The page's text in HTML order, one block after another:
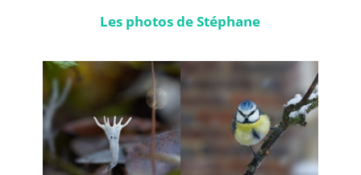
Les photos de Stéphane